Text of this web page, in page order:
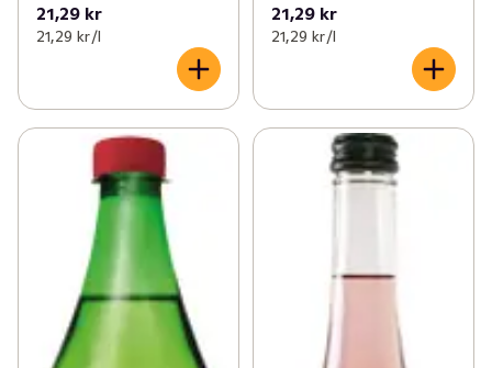
21,29 kr
21,29 kr /l
21,29 kr
21,29 kr /l